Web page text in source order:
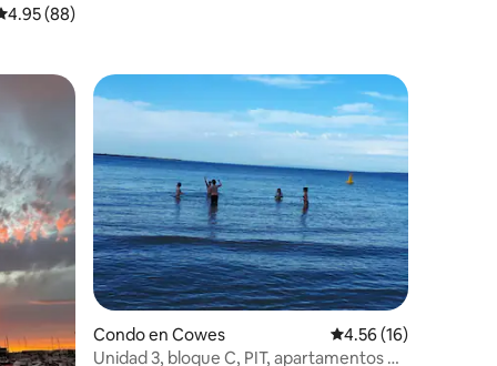
promedio: 4.95 de 5, 88 reseñas
4.95 (88)
Condo en Cowes Calificación
4.56 (16)
Unidad 3, bloque C, PIT, apartamentos de